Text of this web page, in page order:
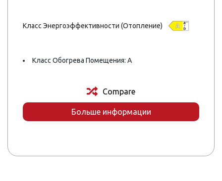
Класс Энергоэффективности (Отопление)
Класс Обогрева Помещения: A
Compare
Больше информации